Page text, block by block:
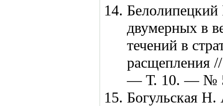
двумерных в
течений в
расщепления
— Т. 10. — №
Богульская